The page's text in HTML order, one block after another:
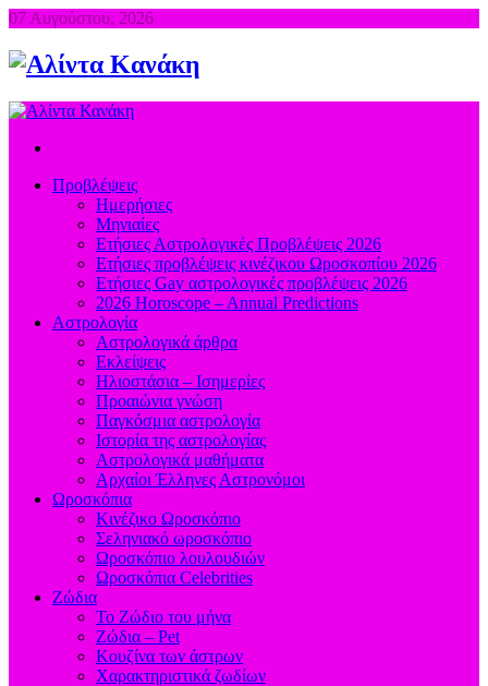
07 Αυγούστου, 2026
Προβλέψεις
Ημερήσιες
Μηνιαίες
Ετήσιες Αστρολογικές Προβλέψεις 2026
Ετήσιες προβλέψεις κινέζικου Ωροσκοπίου 2026
Ετήσιες Gay αστρολογικές προβλέψεις 2026
2026 Horoscope – Annual Predictions
Αστρολογία
Αστρολογικά άρθρα
Εκλείψεις
Ηλιοστάσια – Ισημερίες
Προαιώνια γνώση
Παγκόσμια αστρολογία
Ιστορία της αστρολογίας
Aστρολογικά μαθήματα
Aρχαίοι Έλληνες Αστρονόμοι
Ωροσκόπια
Κινέζικο Ωροσκόπιο
Σεληνιακό ωροσκόπιο
Ωροσκόπιο λουλουδιών
Ωροσκόπια Celebrities
Ζώδια
Το Ζώδιο του μήνα
Ζώδια – Pet
Κουζίνα των άστρων
Χαρακτηριστικά ζωδίων